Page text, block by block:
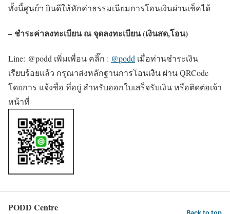
ทั้งนี้ศูนย์ฯ ยินดีให้หักค่าธรรมเนียมการโอนเงินผ่านเช็คได้
– ชำระค่าลงทะเบียน ณ จุดลงทะเบียน (เงินสด,โอน)
Line: @podd เพิ่มเพื่อน คลิ๊ก : @podd เมื่อท่านชำระเงิน
เรียบร้อยแล้ว กรุณาส่งหลักฐานการโอนเงิน ผ่าน QRCode
โดยการ แจ้งชื่อ ที่อยู่ สำหรับออกใบเสร็จรับเงิน หรือติดต่อเจ้า
หน้าที่
PODD Centre